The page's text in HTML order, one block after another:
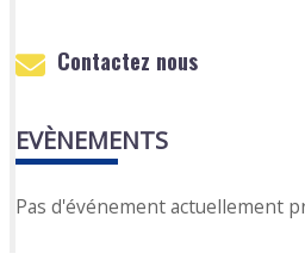
Contactez nous
EVÈNEMENTS
Pas d'événement actuellement